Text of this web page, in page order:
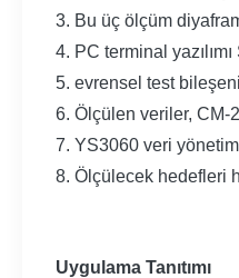
3. Bu üç ölçüm
4. PC terminal
5. evrensel test
6. Ölçülen veriler, CM-
7. YS3060 veri
8. Ölçülecek hedefleri
Uygulama Tanıtımı